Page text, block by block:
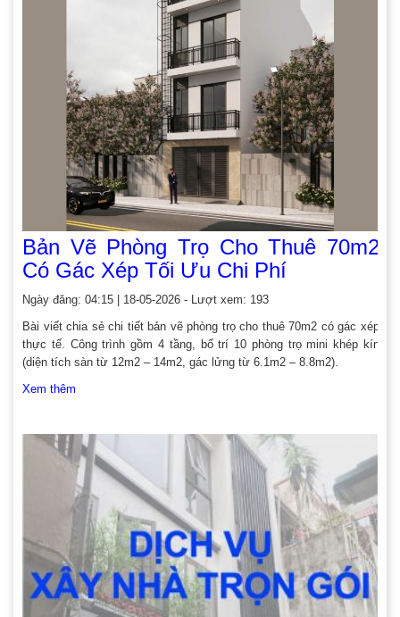
Bản Vẽ Phòng Trọ Cho Thuê 70m2
Có Gác Xép Tối Ưu Chi Phí
Ngày đăng: 04:15 | 18-05-2026 - Lượt xem: 193
Bài viết chia sẻ chi tiết bản vẽ phòng trọ cho thuê 70m2 có gác xép
thực tế. Công trình gồm 4 tầng, bố trí 10 phòng trọ mini khép kín
(diện tích sàn từ 12m2 – 14m2, gác lửng từ 6.1m2 – 8.8m2).
Xem thêm